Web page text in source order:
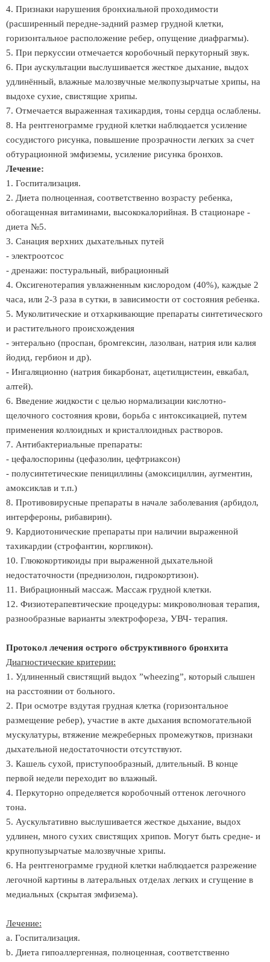
4. Признаки нарушения бронхиальной проходимости
(расширенный передне-задний размер грудной клетки,
горизонтальное расположение ребер, опущение диафрагмы).
5. При перкуссии отмечается коробочный перкуторный звук.
6. При аускультации выслушивается жесткое дыхание, выдох
удлинённый, влажные малозвучные мелкопузырчатые хрипы, на
выдохе сухие, свистящие хрипы.
7. Отмечается выраженная тахикардия, тоны сердца ослаблены.
8. На рентгенограмме грудной клетки наблюдается усиление
сосудистого рисунка, повышение прозрачности легких за счет
обтурационной эмфиземы, усиление рисунка бронхов.
Лечение:
1. Госпитализация.
2. Диета полноценная, соответственно возрасту ребенка,
обогащенная витаминами, высококалорийная. В стационаре -
диета №5.
3. Санация верхних дыхательных путей
- электроотсос
- дренажи: постуральный, вибрационный
4. Оксигенотерапия увлажненным кислородом (40%), каждые 2
часа, или 2-3 раза в сутки, в зависимости от состояния ребенка.
5. Муколитические и отхаркивающие препараты синтетического
и растительного происхождения
- энтерально (проспан, бромгексин, лазолван, натрия или калия
йодид, гербион и др).
- Ингаляционно (натрия бикарбонат, ацетилцистеин, евкабал,
алтей).
6. Введение жидкости с целью нормализации кислотно-
щелочного состояния крови, борьба с интоксикацией, путем
применения коллоидных и кристаллоидных растворов.
7. Антибактериальные препараты:
- цефалоспорины (цефазолин, цефтриаксон)
- полусинтетические пенициллины (амоксициллин, аугментин,
амоксиклав и т.п.)
8. Противовирусные препараты в начале заболевания (арбидол,
интерфероны, рибавирин).
9. Кардиотонические препараты при наличии выраженной
тахикардии (строфантин, коргликон).
10. Глюкокортикоиды при выраженной дыхательной
недостаточности (преднизолон, гидрокортизон).
11. Вибрационный массаж. Массаж грудной клетки.
12. Физиотерапевтические процедуры: микроволновая терапия,
разнообразные варианты электрофореза, УВЧ- терапия.
Протокол лечения острого обструктивного бронхита
Диагностические критерии:
1. Удлиненный свистящий выдох ”wheezing”, который слышен
на расстоянии от больного.
2. При осмотре вздутая грудная клетка (горизонтальное
размещение ребер), участие в акте дыхания вспомогательной
мускулатуры, втяжение межреберных промежутков, признаки
дыхательной недостаточности отсутствуют.
3. Кашель сухой, приступообразный, длительный. В конце
первой недели переходит во влажный.
4. Перкуторно определяется коробочный оттенок легочного
тона.
5. Аускультативно выслушивается жесткое дыхание, выдох
удлинен, много сухих свистящих хрипов. Могут быть средне- и
крупнопузырчатые малозвучные хрипы.
6. На рентгенограмме грудной клетки наблюдается разрежение
легочной картины в латеральных отделах легких и сгущение в
медиальных (скрытая эмфизема).
Лечение:
a. Госпитализация.
b. Диета гипоаллергенная, полноценная, соответственно